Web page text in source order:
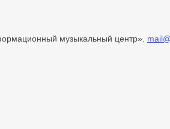
музыкальный центр».